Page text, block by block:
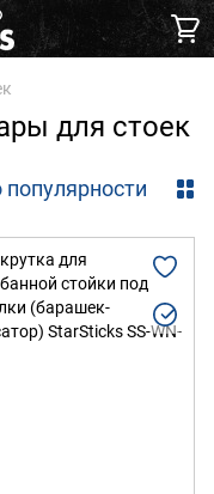
для стоек
популярности